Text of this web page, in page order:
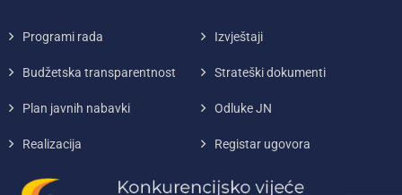
Programi rada Izvještaji
Budžetska transparentnost Strateški dokumenti
Plan javnih nabavki Odluke JN
Realizacija Registar ugovora